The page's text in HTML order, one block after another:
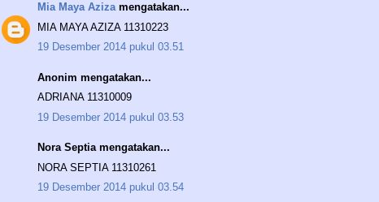
Mia Maya Azizamengatakan...
MIA MAYA AZIZA 11310223
19 Desember 2014 pukul 03.51
Anonim mengatakan...
ADRIANA 11310009
19 Desember 2014 pukul 03.53
Nora Septia mengatakan...
NORA SEPTIA 11310261
19 Desember 2014 pukul 03.54